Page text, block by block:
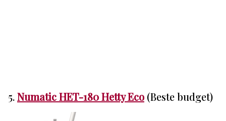
5.Numatic HET-180 Hetty Eco (Beste budget)